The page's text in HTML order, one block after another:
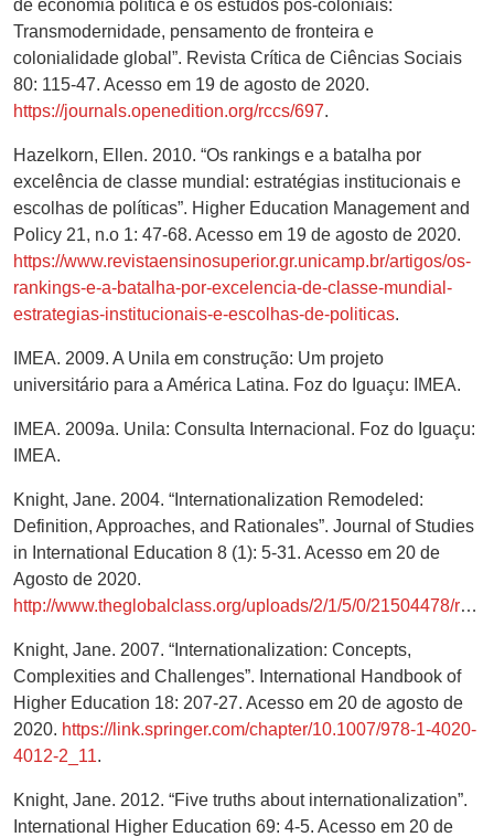
de economia política e os estudos pós-coloniais:
Transmodernidade, pensamento de fronteira e
colonialidade global”. Revista Crítica de Ciências Sociais
80: 115-47. Acesso em 19 de agosto de 2020.
https://journals.openedition.org/rccs/697.
Hazelkorn, Ellen. 2010. “Os rankings e a batalha por
excelência de classe mundial: estratégias institucionais e
escolhas de políticas”. Higher Education Management and
Policy 21, n.o 1: 47-68. Acesso em 19 de agosto de 2020.
https://www.revistaensinosuperior.gr.unicamp.br/artigos/os-
rankings-e-a-batalha-por-excelencia-de-classe-mundial-
estrategias-institucionais-e-escolhas-de-politicas.
IMEA. 2009. A Unila em construção: Um projeto
universitário para a América Latina. Foz do Iguaçu: IMEA.
IMEA. 2009a. Unila: Consulta Internacional. Foz do Iguaçu:
IMEA.
Knight, Jane. 2004. “Internationalization Remodeled:
Definition, Approaches, and Rationales”. Journal of Studies
in International Education 8 (1): 5-31. Acesso em 20 de
Agosto de 2020.
http://www.theglobalclass.org/uploads/2/1/5/0/21504478/rationale.pdf
Knight, Jane. 2007. “Internationalization: Concepts,
Complexities and Challenges”. International Handbook of
Higher Education 18: 207-27. Acesso em 20 de agosto de
2020. https://link.springer.com/chapter/10.1007/978-1-4020-
4012-2_11.
Knight, Jane. 2012. “Five truths about internationalization”.
International Higher Education 69: 4-5. Acesso em 20 de